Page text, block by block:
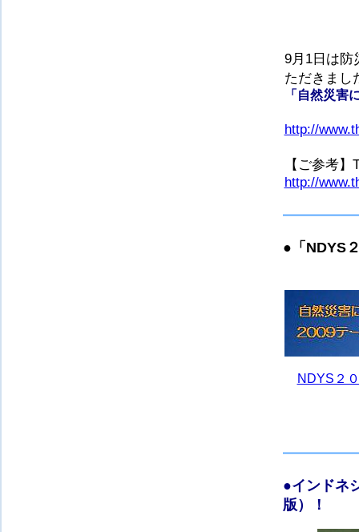
9月1日は
ただきまし
「 自然災害
http://
【ご参考
http://
● 「NDYS
NDYS２
●インドネ
版）！